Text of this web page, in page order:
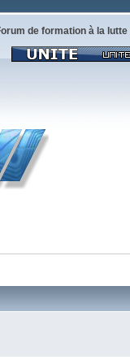
de formation à la